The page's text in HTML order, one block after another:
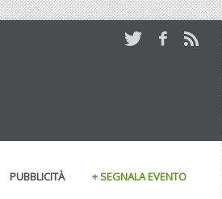
PUBBLICITÀ + SEGNALA EVENTO